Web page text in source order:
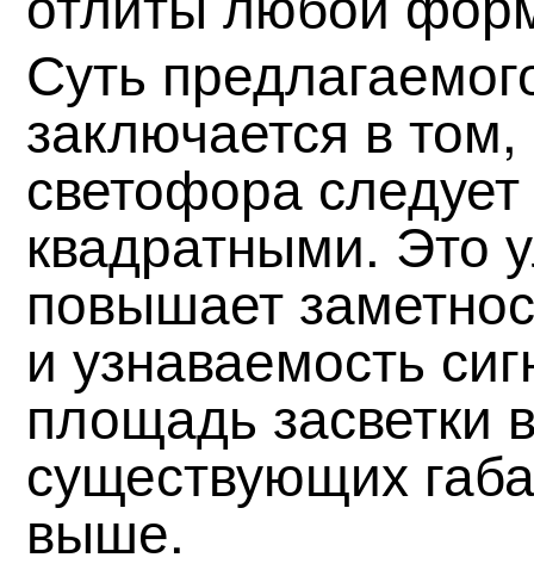
Суть
заключается в том,
светофора
квадратными. Это
повышает
и узнаваемость
площадь засветки
существующих
выше.